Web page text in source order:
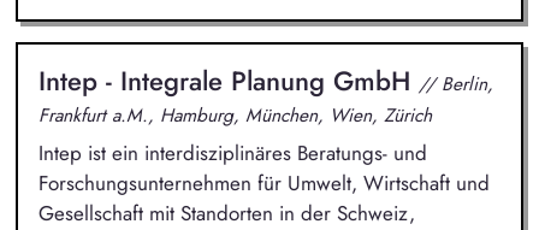
Intep - Integrale Planung GmbH // Berlin,
Frankfurt a.M., Hamburg, München, Wien, Zürich
Intep ist ein interdisziplinäres Beratungs- und
Forschungsunternehmen für Umwelt, Wirtschaft und
Gesellschaft mit Standorten in der Schweiz,